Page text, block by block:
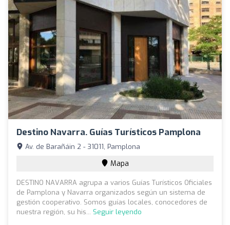
Destino Navarra. Guías Turísticos Pamplona
Av. de Barañáin 2 - 31011, Pamplona
Mapa
DESTINO NAVARRA agrupa a varios Guías Turísticos Oficiales
de Pamplona y Navarra organizados según un sistema de
gestión cooperativo. Somos guías locales, conocedores de
nuestra región, su his... Seguir leyendo